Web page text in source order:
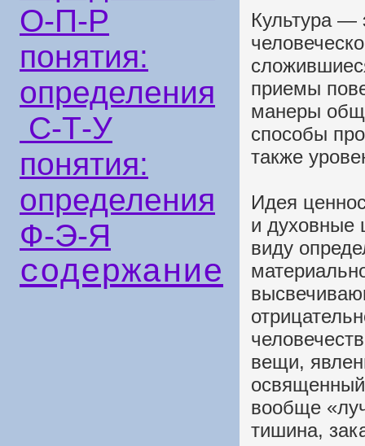
О-П-Р
понятия:
определения
С-Т-У
понятия:
определения
Ф-Э-Я
содержание
Культура —
приемы
манеры
способы
также
Идея
и духовные
виду
вещи,
вообще
тишина,